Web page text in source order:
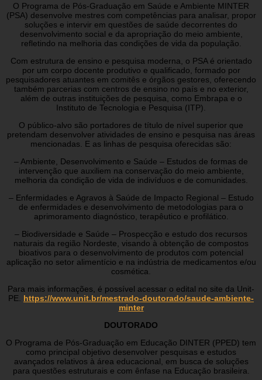
O Programa de Pós-Graduação em Saúde e Ambiente MINTER
(PSA) desenvolve mestres com competências para analisar, propor
soluções e intervir em questões de saúde decorrentes do
desenvolvimento social e da apropriação do meio ambiente,
refletindo na melhoria das condições de vida da população.
Com estrutura de ensino e pesquisa moderna, o PSA é orientado
por um corpo docente produtivo e qualificado, formado por
pesquisadores atuantes em comitês e órgãos gestores, oferecendo
também parcerias com centros de ensino no país e no exterior,
além de outras instituições de pesquisa, como Embrapa e o
Instituto de Tecnologia e Pesquisa (ITP).
O público-alvo são portadores de título de nível superior que
pretendam desenvolver atividades de ensino e pesquisa nas áreas
mencionadas. E as linhas de pesquisa oferecidas são:
– Ambiente, Desenvolvimento e Saúde – Estudos de formas de
intervenção que auxiliem na conservação do meio ambiente,
melhoria da condição de vida de indivíduos e de comunidades.
– Enfermidades e Agravos à Saúde de Impacto Regional – Estudo
de enfermidades e desenvolvimento de metodologias para o
aprimoramento diagnóstico, terapêutico e profilático.
– Biodiversidade e Saúde – Prospecção e estudo dos recursos
naturais da região Nordeste, visando à obtenção de compostos
bioativos para o desenvolvimento de produtos com potencial
aplicação no setor alimentício e na indústria de medicamentos e/ou
cosmética.
Para mais informações, é possível acessar o edital no site da Unit-
PE.
https://www.unit.br/mestrado-doutorado/saude-ambiente-
minter
DOUTORADO
O Programa de Pós-Graduação em Educação DINTER (PPED) tem
como principal objetivo desenvolver pesquisas e estudos
avançados relativos à área educacional, em busca de soluções
para questões estruturais e com ênfase na Educação brasileira.